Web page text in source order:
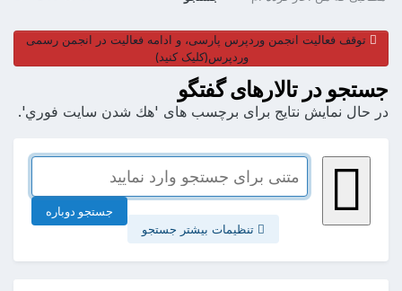
توقف فعالیت انجمن وردپرس پارسی، و ادامه فعالیت در انجمن رسمی
وردپرس(کلیک کنید)
جستجو در تالارهای گفتگو
در حال نمایش نتایج برای برچسب های 'هك شدن سايت فوري'.
جستجو دوباره
تنظیمات بیشتر جستجو